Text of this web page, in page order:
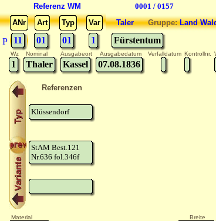
Referenz WM
0001 / 0157
ANr
Art Typ Var
P 11 01 01 1
TalerGruppe:Land
Fürstentum
Wz Nominal Ausgabeort Ausgabedatum Verfalldatum Kontrollnr.
1 Thaler Kassel 07.08.1836
Referenzen
Klüssendorf
StAM Best.121
Nr.636 fol.346f
Material Breite